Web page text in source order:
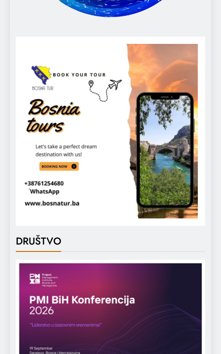
DRUŠTVO